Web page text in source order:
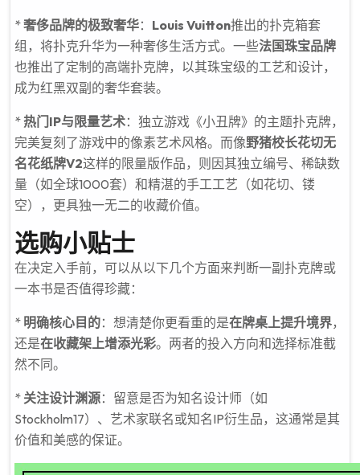
*奢侈品牌的极致奢华： Louis Vuitton推出的扑克箱套
组，将扑克升华为一种奢侈生活方式。一些法国珠宝品牌
也推出了定制的高端扑克牌，以其珠宝级的工艺和设计，
成为红黑双副的奢华套装。
*热门IP与限量艺术：独立游戏《小丑牌》的主题扑克牌，
完美复刻了游戏中的像素艺术风格。而像野猪校长花切无
名花纸牌V2这样的限量版作品，则因其独立编号、稀缺数
量（如全球1000套）和精湛的手工工艺（如花切、镂
空），更具独一无二的收藏价值。
选购小贴士
在决定入手前，可以从以下几个方面来判断一副扑克牌或
一本书是否值得珍藏：
* 明确核心目的：想清楚你更看重的是在牌桌上提升境界，
还是在收藏架上增添光彩。两者的投入方向和选择标准截
然不同。
* 关注设计渊源：留意是否为知名设计师（如
Stockholm17）、艺术家联名或知名IP衍生品，这通常是其
价值和美感的保证。